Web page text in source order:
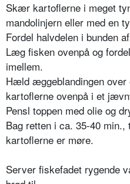
Skær kartoflerne i meget
mandolinjern eller med en
Fordel halvdelen i bunden
Læg fisken ovenpå og
imellem.
Hæld æggeblandingen over
kartoflerne ovenpå i et
Pensl toppen med olie og
Bag retten i ca. 35-40
kartoflerne er møre.
Server fiskefadet rygende